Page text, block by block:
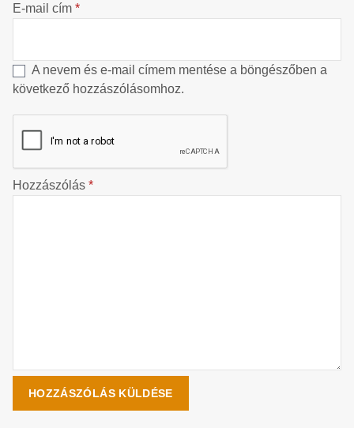
E-mail cím *
A nevem és e-mail címem mentése a böngészőben a
következő hozzászólásomhoz.
Hozzászólás *